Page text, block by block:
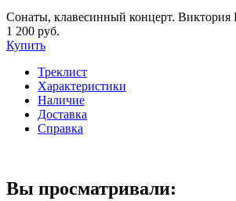
Сонаты, клавесинный концерт. Виктория
1 200 руб.
Купить
Треклист
Характеристики
Наличие
Доставка
Справка
Вы просматривали: